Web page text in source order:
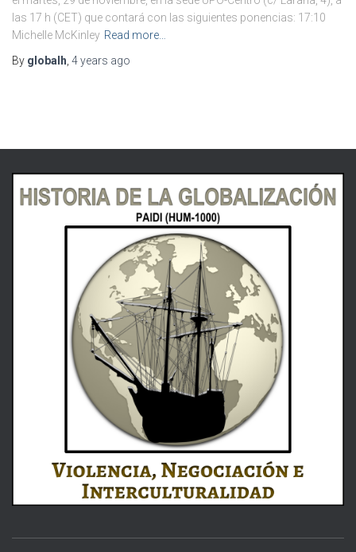
las 17 h (CET) que contará con las siguientes ponencias: 17:10
Michelle McKinley Read more…
By globalh, 4 years ago